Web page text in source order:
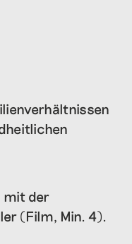
mit der
(Film, Min. 4).